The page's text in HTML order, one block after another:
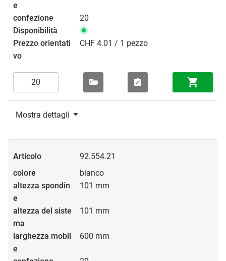
20
CHF 4.01 / 1 pezzo
Mostra dettagli
92.554.21
bianco
101 mm
101 mm
600 mm